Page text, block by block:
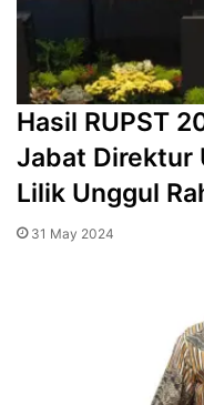
Hasil RUPST
Jabat Direktur
Lilik Unggul
31 May 2024